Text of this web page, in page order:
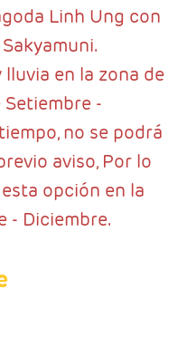
Linh Ung con
en la zona de
-
no se podrá
aviso, Por lo
opción en la
- Diciembre.